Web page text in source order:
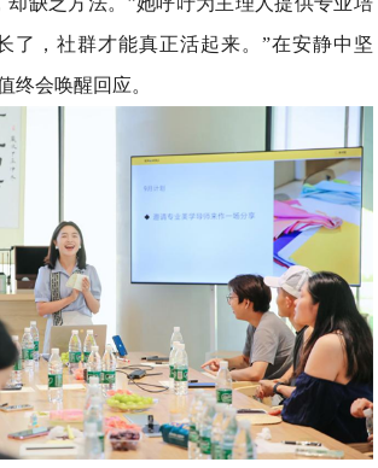
了，社群才能真正活起来。”在安静中坚
终会唤醒回应。